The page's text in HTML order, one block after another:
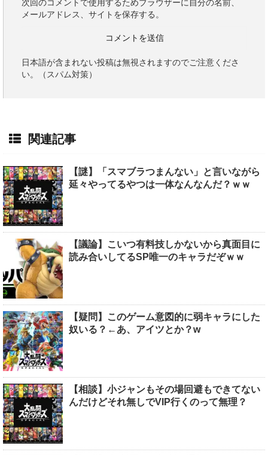
次回のコメントで使用するためブラウザーに自分の名前、
メールアドレス、サイトを保存する。
日本語が含まれない投稿は無視されますのでご注意くださ
い。（スパム対策）
関連記事
【謎】「スマブラつまんない」と言いながら
延々やってるやつは一体なんなんだ？ｗｗ
【議論】こいつ有料技しかないから真面目に
読み合いしてるSP唯一のキャラだぞｗｗ
【疑問】このゲーム意図的に弱キャラにした
奴いる？←あ、アイツとか？w
【相談】小ジャンもその場回避もできてない
んだけどそれ無しでVIP行くのって無理？